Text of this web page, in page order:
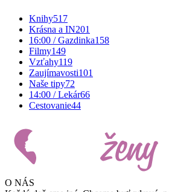
Knihy517
Krásna a IN201
16:00 / Gazdinka158
Filmy149
Vzťahy119
Zaujímavosti101
Naše tipy72
14:00 / Lekár66
Cestovanie44
O NÁS